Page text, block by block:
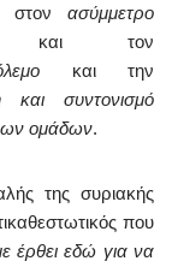
στον ασύμμετρο
τον
και την
και συντονισμό
ομάδων.
της συριακής
που
έρθει εδώ για να